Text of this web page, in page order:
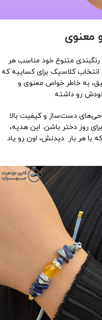
متنوع خود مناسب هر
انتخاب کلاسیک برای کساییه که
به خاطر خواص معنوی و
رو داشته.
دست‌ساز و کیفیت بالا
روز دختر باشن. این هدیه،
با هر بار دیدنش، اون رو یاد